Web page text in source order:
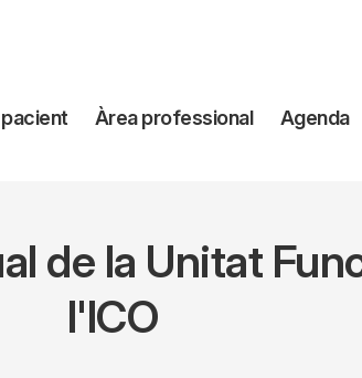
Àrea professional Agenda
de la Unitat
l'ICO